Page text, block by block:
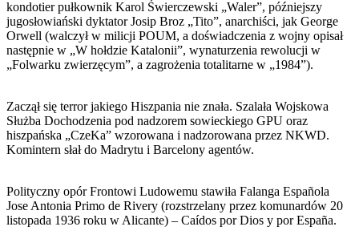
kondotier pułkownik Karol Świerczewski „Waler”, późniejszy
jugosłowiański dyktator Josip Broz „Tito”, anarchiści, jak George
Orwell (walczył w milicji POUM, a doświadczenia z wojny opisał
następnie w „W hołdzie Katalonii”, wynaturzenia rewolucji w
„Folwarku zwierzęcym”, a zagrożenia totalitarne w „1984”).
Zaczął się terror jakiego Hiszpania nie znała. Szalała Wojskowa
Służba Dochodzenia pod nadzorem sowieckiego GPU oraz
hiszpańska „CzeKa” wzorowana i nadzorowana przez NKWD.
Komintern słał do Madrytu i Barcelony agentów.
Polityczny opór Frontowi Ludowemu stawiła Falanga Española
Jose Antonia Primo de Rivery (rozstrzelany przez komunardów 20
listopada 1936 roku w Alicante) – Caídos por Dios y por España.